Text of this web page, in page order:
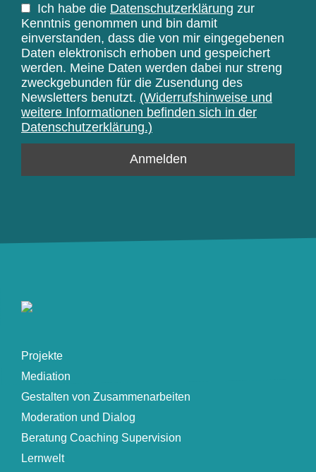
Ich habe die Datenschutzerklärung zur
Kenntnis genommen und bin damit
einverstanden, dass die von mir eingegebenen
Daten elektronisch erhoben und gespeichert
werden. Meine Daten werden dabei nur streng
zweckgebunden für die Zusendung des
Newsletters benutzt. (Widerrufshinweise und
weitere Informationen befinden sich in der
Datenschutzerklärung.)
Projekte
Mediation
Gestalten von Zusammenarbeiten
Moderation und Dialog
Beratung Coaching Supervision
Lernwelt